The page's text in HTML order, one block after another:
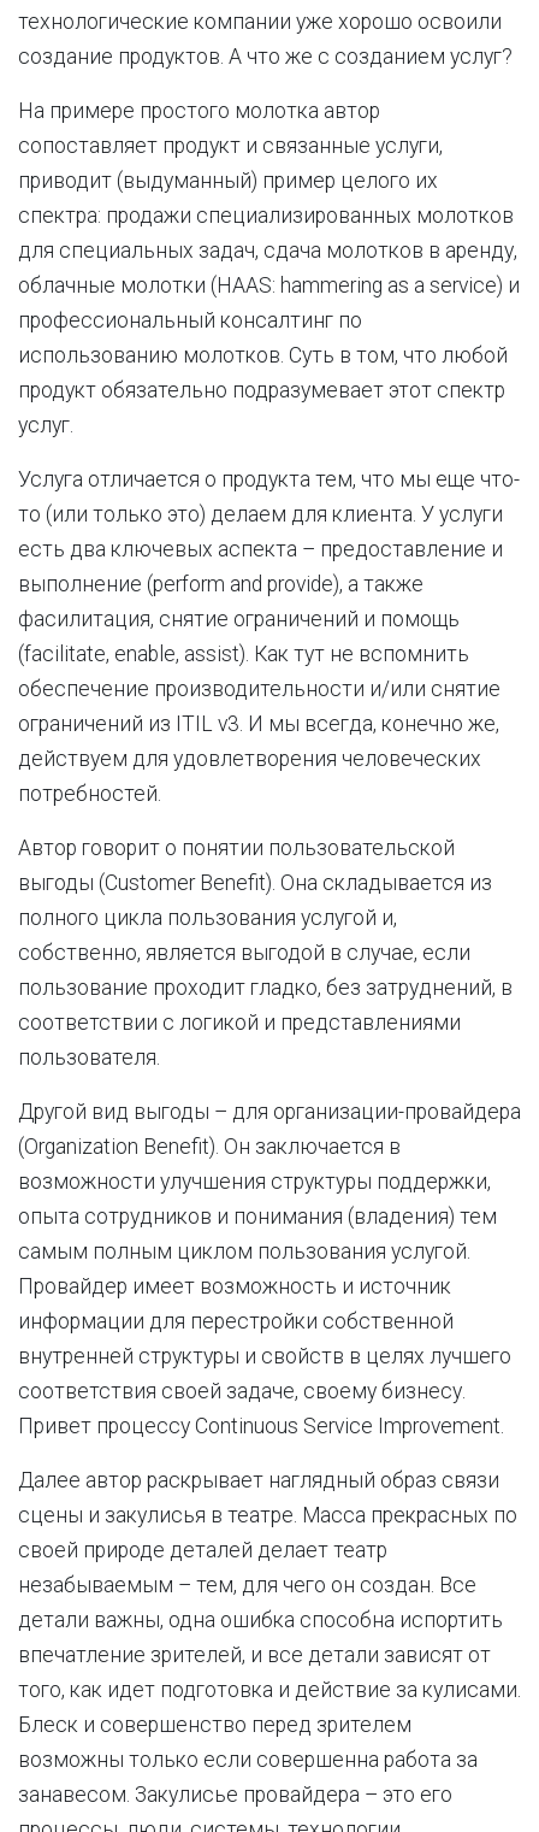
технологические компании уже хорошо освоили
создание продуктов. А что же с созданием услуг?
На примере простого молотка автор
сопоставляет продукт и связанные услуги,
приводит (выдуманный) пример целого их
спектра: продажи специализированных молотков
для специальных задач, сдача молотков в аренду,
облачные молотки (HAAS: hammering as a service) и
профессиональный консалтинг по
использованию молотков. Суть в том, что любой
продукт обязательно подразумевает этот спектр
услуг.
Услуга отличается о продукта тем, что мы еще что-
то (или только это) делаем для клиента. У услуги
есть два ключевых аспекта – предоставление и
выполнение (perform and provide), а также
фасилитация, снятие ограничений и помощь
(facilitate, enable, assist). Как тут не вспомнить
обеспечение производительности и/или снятие
ограничений из ITIL v3. И мы всегда, конечно же,
действуем для удовлетворения человеческих
потребностей.
Автор говорит о понятии пользовательской
выгоды (Customer Benefit). Она складывается из
полного цикла пользования услугой и,
собственно, является выгодой в случае, если
пользование проходит гладко, без затруднений, в
соответствии с логикой и представлениями
пользователя.
Другой вид выгоды – для организации-провайдера
(Organization Benefit). Он заключается в
возможности улучшения структуры поддержки,
опыта сотрудников и понимания (владения) тем
самым полным циклом пользования услугой.
Провайдер имеет возможность и источник
информации для перестройки собственной
внутренней структуры и свойств в целях лучшего
соответствия своей задаче, своему бизнесу.
Привет процессу Continuous Service Improvement.
Далее автор раскрывает наглядный образ связи
сцены и закулисья в театре. Масса прекрасных по
своей природе деталей делает театр
незабываемым – тем, для чего он создан. Все
детали важны, одна ошибка способна испортить
впечатление зрителей, и все детали зависят от
того, как идет подготовка и действие за кулисами.
Блеск и совершенство перед зрителем
возможны только если совершенна работа за
занавесом. Закулисье провайдера – это его